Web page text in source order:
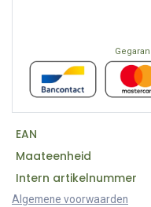
EAN
Maateenheid
Intern artikelnummer
Algemene voorwaarden